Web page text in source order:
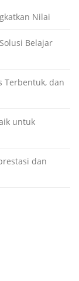
Nilai
Belajar
Terbentuk, dan
untuk
dan